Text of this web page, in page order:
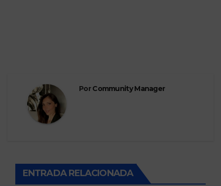
PorCommunity Manager
ENTRADA RELACIONADA